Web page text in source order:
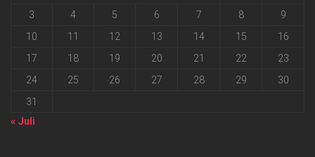
3
4 5 6 7 8
9
10
11 12 13 14 15
16
17
18 19 20 21 22
23
24
25 26 27 28 29
30
31
« Juli